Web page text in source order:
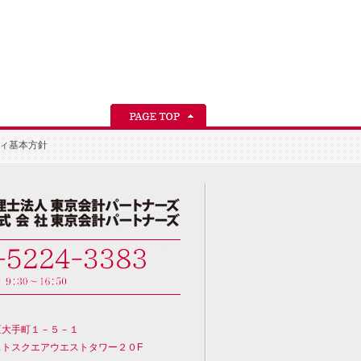
基本方針
手町１－５－１
スクエアウエストタワー２０F